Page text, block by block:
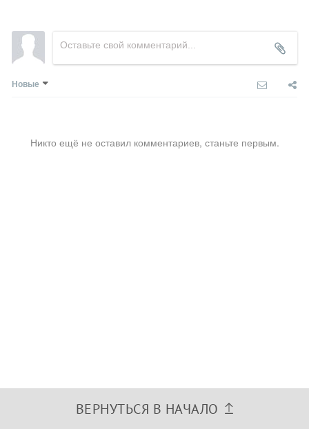
Новые
Никто ещё не оставил комментариев, станьте первым.
ВЕРНУТЬСЯ В НАЧАЛО